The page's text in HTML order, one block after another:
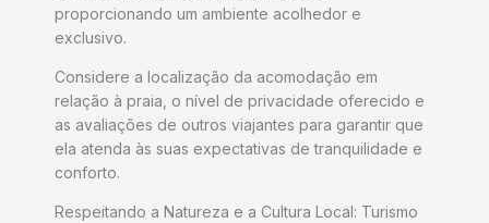
proporcionando um ambiente acolhedor e
exclusivo.
Considere a localização da acomodação em
relação à praia, o nível de privacidade oferecido e
as avaliações de outros viajantes para garantir que
ela atenda às suas expectativas de tranquilidade e
conforto.
Respeitando a Natureza e a Cultura Local: Turismo